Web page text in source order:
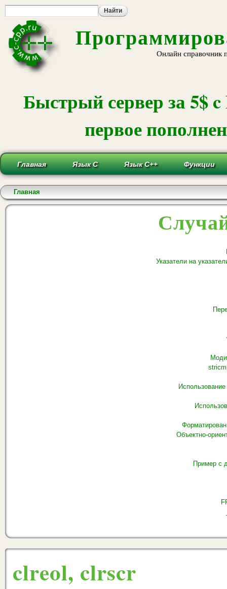
Онлайн справочник
Быстрый сервер за 5$
первое
Главная Язык С Язык С++ Функции
Вы здесь
Главная
Указатели на
Объектно-
Пример с
clreol, clrscr